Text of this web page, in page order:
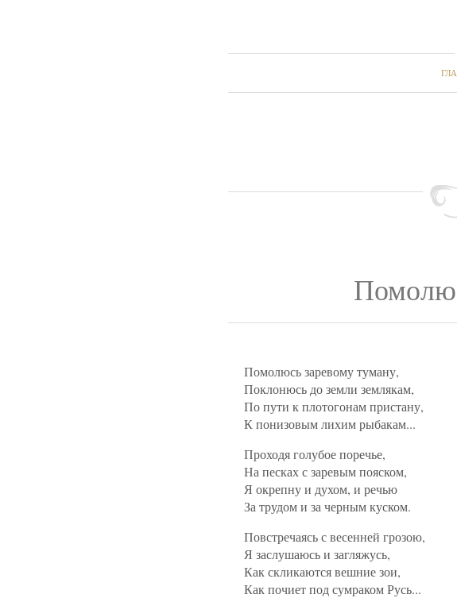
Помолюсь заревому туману,
Поклонюсь до земли землякам,
По пути к плотогонам пристану,
К понизовым лихим рыбакам...
Проходя голубое поречье,
На песках с заревым пояском,
Я окрепну и духом, и речью
За трудом и за черным куском.
Повстречаясь с весенней грозою,
Я заслушаюсь и загляжусь,
Как скликаются вешние зои,
Как почиет под сумраком Русь...